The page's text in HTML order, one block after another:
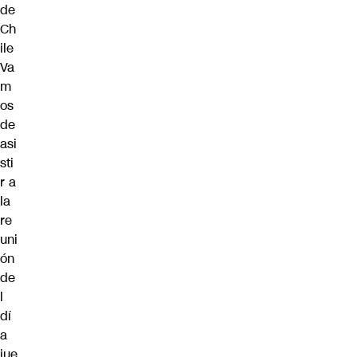
de
Ch
ile
Va
m
os
de
asi
sti
r a
la
re
uni
ón
de
l
dí
a